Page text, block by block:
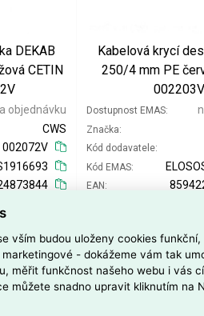
DEKAB
CETIN
objednávku
CWS
002072V
42,47 Kč
35,10 Kč
Kabelová krycí
250/4 mm PE
002203V
Dostupnost EMAS
Značka
Kód dodavatele
Kód EMAS
EAN
Vaše cena s DPH
Vaše cena bez DPH
m
vším budou uloženy cookies funkční,
- dokážeme vám tak
měřit funkčnost našeho webu i vás
můžete snadno upravit kliknutím na